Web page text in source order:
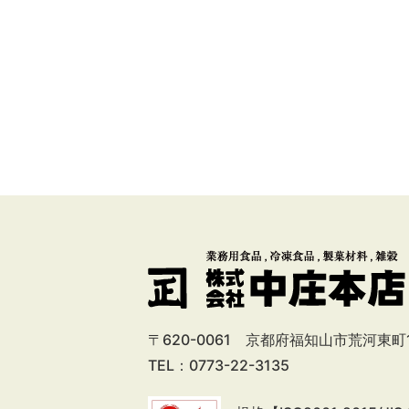
〒620-0061 京都府福知山市荒河東町
TEL：0773-22-3135